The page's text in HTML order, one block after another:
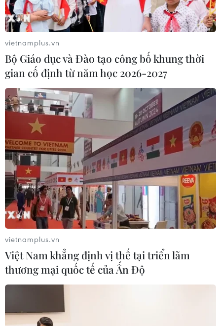
vietnamplus.vn
Bộ Giáo dục và Đào tạo công bố khung thời
gian cố định từ năm học 2026-2027
vietnamplus.vn
Việt Nam khẳng định vị thế tại triển lãm
thương mại quốc tế của Ấn Độ